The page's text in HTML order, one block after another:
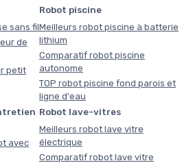
sans fil
de
petit
Robot piscine
Meilleurs robot piscine à batterie
lithium
Comparatif robot piscine
autonome
TOP robot piscine fond parois et
ligne d'eau
avec
Robot lave-vitres
Meilleurs robot lave vitre
électrique
Comparatif robot lave vitre